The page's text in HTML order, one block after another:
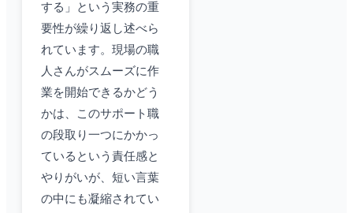
する」という実務の重
要性が繰り返し述べら
れています。現場の職
人さんがスムーズに作
業を開始できるかどう
かは、このサポート職
の段取り一つにかかっ
ているという責任感と
やりがいが、短い言葉
の中にも凝縮されてい